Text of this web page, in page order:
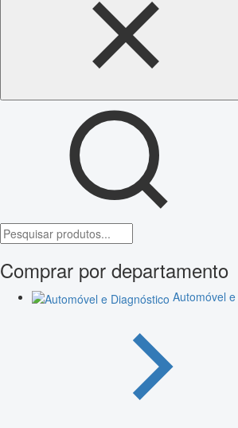
Comprar por departamento
Automóvel